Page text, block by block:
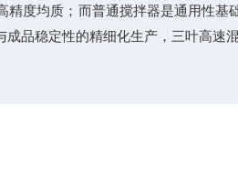
均质；而普通搅拌器是通用性基
品稳定性的精细化生产，三叶高速